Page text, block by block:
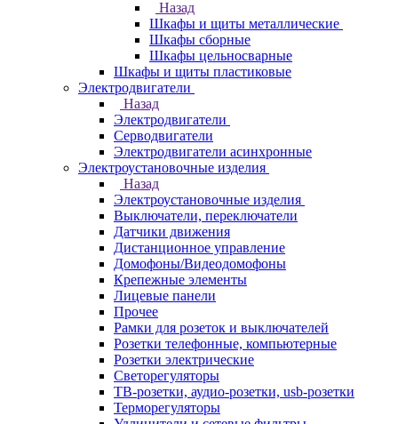
Назад
Шкафы и щиты металлические
Шкафы сборные
Шкафы цельносварные
Шкафы и щиты пластиковые
Электродвигатели
Назад
Электродвигатели
Серводвигатели
Электродвигатели асинхронные
Электроустановочные изделия
Назад
Электроустановочные изделия
Выключатели, переключатели
Датчики движения
Дистанционное управление
Домофоны/Видеодомофоны
Крепежные элементы
Лицевые панели
Прочее
Рамки для розеток и выключателей
Розетки телефонные, компьютерные
Розетки электрические
Светорегуляторы
ТВ-розетки, аудио-розетки, usb-розетки
Терморегуляторы